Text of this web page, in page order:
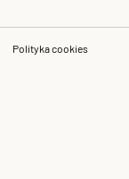
Polityka cookies